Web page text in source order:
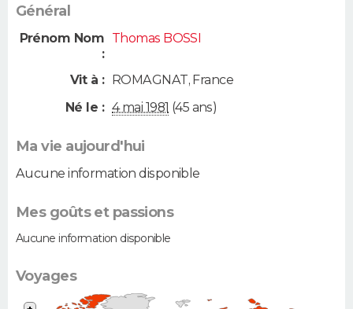
Général
Prénom Nom
:
Thomas BOSSI
Vit à : ROMAGNAT, France
Né le : 4 mai 1981 (45 ans)
Ma vie aujourd'hui
Aucune information disponible
Mes goûts et passions
Aucune information disponible
Voyages